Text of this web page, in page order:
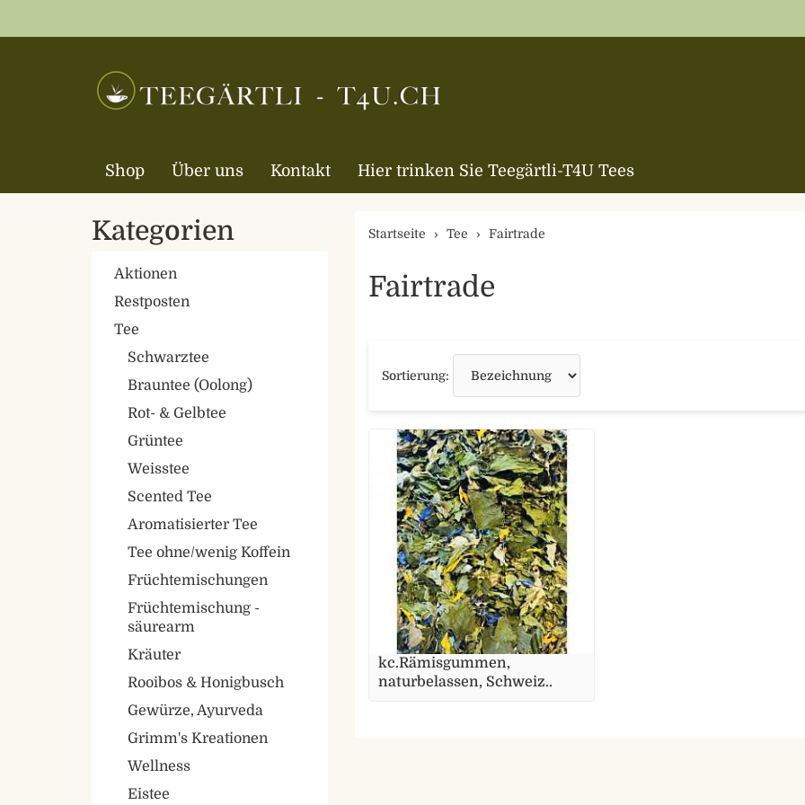
Shop Über uns Kontakt Hier trinken Sie Teegärtli-T4U Tees
Startseite Tee Fairtrade
Fairtrade
Sortierung:
kc.Rämisgummen,
naturbelassen, Schweiz..
Kategorien
Aktionen
Restposten
Tee
Schwarztee
Brauntee (Oolong)
Rot- & Gelbtee
Grüntee
Weisstee
Scented Tee
Aromatisierter Tee
Tee ohne/wenig Koffein
Früchtemischungen
Früchtemischung -
säurearm
Kräuter
Rooibos & Honigbusch
Gewürze, Ayurveda
Grimm's Kreationen
Wellness
Eistee